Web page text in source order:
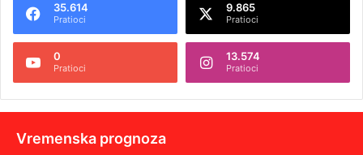
35.614
Pratioci
9.865
Pratioci
0
Pratioci
13.574
Pratioci
Vremenska prognoza